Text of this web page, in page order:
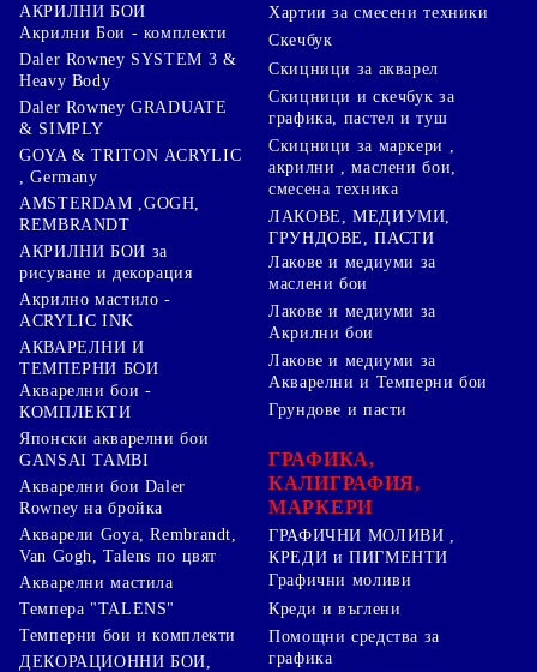
АКРИЛНИ БОИ
Акрилни Бои - комплекти
Daler Rowney SYSTEM 3 &
Heavy Body
Daler Rowney GRADUATE
& SIMPLY
GOYA & TRITON АCRYLIC
, Germany
AMSTERDAM ,GOGH,
REMBRANDT
АКРИЛНИ БОИ за
рисуване и декорация
Акрилно мастило -
ACRYLIC INK
АКВАРЕЛНИ И
ТЕМПЕРНИ БОИ
Акварелни бои -
КОМПЛЕКТИ
Японски акварелни бои
GANSAI TAMBI
Акварелни бои Daler
Rowney на бройка
Акварели Goya, Rembrandt,
Van Gogh, Talens по цвят
Акварелни мастила
Темпера "TALENS"
Темперни бои и комплекти
ДЕКОРАЦИОННИ БОИ,
Хартии за смесени техники
Скечбук
Скицници за акварел
Скицници и скечбук за
графика, пастел и туш
Скицници за маркери ,
акрилни , маслени бои,
смесена техника
ЛАКОВЕ, МЕДИУМИ,
ГРУНДОВЕ, ПАСТИ
Лакове и медиуми за
маслени бои
Лакове и медиуми за
Акрилни бои
Лакове и медиуми за
Акварелни и Темперни бои
Грундове и пасти
ГРАФИКА,
КАЛИГРАФИЯ,
МАРКЕРИ
ГРАФИЧНИ МОЛИВИ ,
КРЕДИ и ПИГМЕНТИ
Графични моливи
Креди и въглени
Помощни средства за
графика